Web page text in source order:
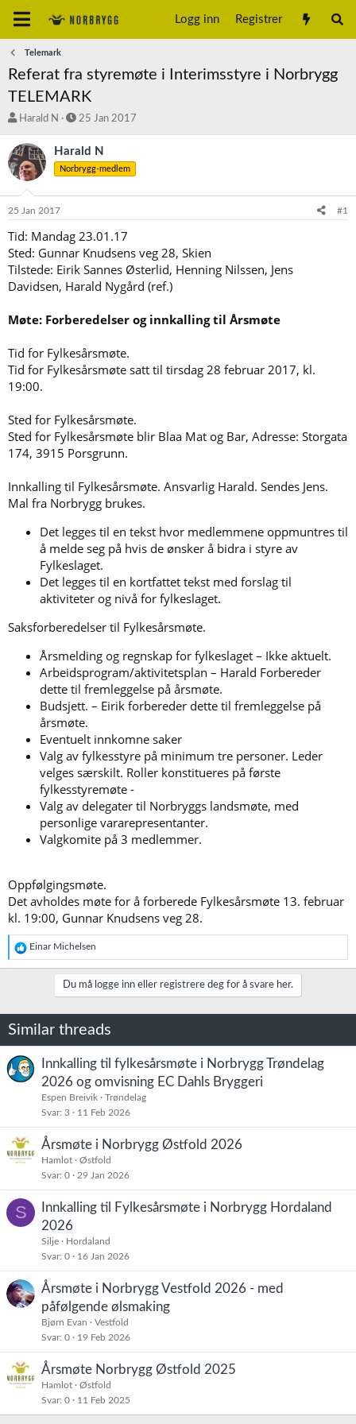
Logg inn Registrer
Telemark
Referat fra styremøte i Interimsstyre i Norbrygg
TELEMARK
T
å
d
s
t
r
Harald N
S
a
r
t
o
25 Jan 2017
Harald N
Norbrygg-medlem
25 Jan 2017 #1
Tid: Mandag 23.01.17
Sted: Gunnar Knudsens veg 28, Skien
Tilstede: Eirik Sannes Østerlid, Henning Nilssen, Jens
Davidsen, Harald Nygård (ref.)
Møte: Forberedelser og innkalling til Årsmøte
Tid for Fylkesårsmøte.
Tid for Fylkesårsmøte satt til tirsdag 28 februar 2017, kl.
19:00.
Sted for Fylkesårsmøte.
Sted for Fylkesårsmøte blir Blaa Mat og Bar, Adresse: Storgata
174, 3915 Porsgrunn.
Innkalling til Fylkesårsmøte. Ansvarlig Harald. Sendes Jens.
Mal fra Norbrygg brukes.
Det legges til en tekst hvor medlemmene oppmuntres til
å melde seg på hvis de ønsker å bidra i styre av
Fylkeslaget.
Det legges til en kortfattet tekst med forslag til
aktiviteter og nivå for fylkeslaget.
Saksforberedelser til Fylkesårsmøte.
Årsmelding og regnskap for fylkeslaget – Ikke aktuelt.
Arbeidsprogram/aktivitetsplan – Harald Forbereder
dette til fremleggelse på årsmøte.
Budsjett. – Eirik forbereder dette til fremleggelse på
årsmøte.
Eventuelt innkomne saker
Valg av fylkesstyre på minimum tre personer. Leder
velges særskilt. Roller konstitueres på første
fylkesstyremøte -
Valg av delegater til Norbryggs landsmøte, med
personlige vararepresentanter.
Valgkomite på 3 medlemmer.
Oppfølgingsmøte.
Det avholdes møte for å forberede Fylkesårsmøte 13. februar
kl. 19:00, Gunnar Knudsens veg 28.
R
e
a
n
e
r
:
Einar Michelsen
Du må logge inn eller registrere deg for å svare her.
Similar threads
Innkalling til fylkesårsmøte i Norbrygg Trøndelag
2026 og omvisning EC Dahls Bryggeri
Espen Breivik
Trøndelag
Svar 3 11 Feb 2026
Årsmøte i Norbrygg Østfold 2026
Hamlot
Østfold
Svar 0 29 Jan 2026
S
Innkalling til Fylkesårsmøte i Norbrygg Hordaland
2026
Silje
Hordaland
Svar 0 16 Jan 2026
Årsmøte i Norbrygg Vestfold 2026 - med
påfølgende ølsmaking
Bjørn Evan
Vestfold
Svar 0 19 Feb 2026
Årsmøte Norbrygg Østfold 2025
Hamlot
Østfold
Svar 0 11 Feb 2025